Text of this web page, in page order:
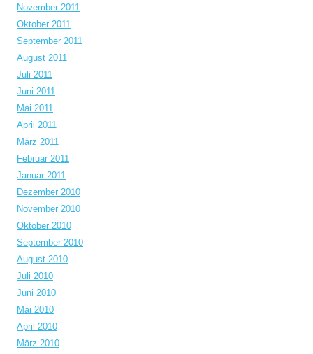
November 2011
Oktober 2011
September 2011
August 2011
Juli 2011
Juni 2011
Mai 2011
April 2011
März 2011
Februar 2011
Januar 2011
Dezember 2010
November 2010
Oktober 2010
September 2010
August 2010
Juli 2010
Juni 2010
Mai 2010
April 2010
März 2010